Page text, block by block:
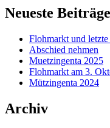
Neueste Beiträge
Flohmarkt und letzte
Abschied nehmen
Muetzingenta 2025
Flohmarkt am 3.
Mützingenta 2024
Archiv